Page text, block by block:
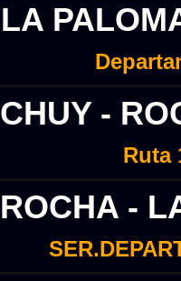
LA
CHUY -
Ruta
ROCHA -